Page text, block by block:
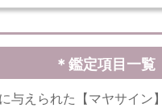
＊鑑定項目一覧
与えられた【マヤサイン